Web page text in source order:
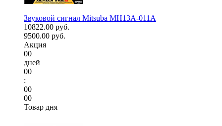
Звуковой сигнал Mitsuba MH13A-011A
10822.00 руб.
9500.00 руб.
Акция
00
дней
00
:
00
00
Товар дня